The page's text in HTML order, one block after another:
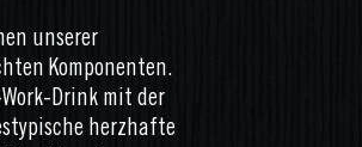
unserer
Komponenten.
Drink mit der
herzhafte